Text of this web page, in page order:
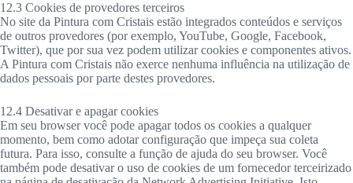
12.3 Cookies de provedores terceiros
No site da Pintura com Cristais estão integrados conteúdos e serviços
de outros provedores (por exemplo, YouTube, Google, Facebook,
Twitter), que por sua vez podem utilizar cookies e componentes ativos.
A Pintura com Cristais não exerce nenhuma influência na utilização de
dados pessoais por parte destes provedores.
12.4 Desativar e apagar cookies
Em seu browser você pode apagar todos os cookies a qualquer
momento, bem como adotar configuração que impeça sua coleta
futura. Para isso, consulte a função de ajuda do seu browser. Você
também pode desativar o uso de cookies de um fornecedor terceirizado